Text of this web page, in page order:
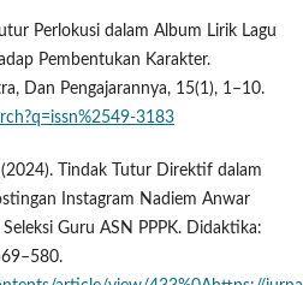
Perlokusi dalam Album Lirik Lagu
Pembentukan Karakter.
Dan Pengajarannya, 15(1), 1–10.
3183
Tindak Tutur Direktif dalam
Instagram Nadiem Anwar
Guru ASN PPPK. Didaktika: